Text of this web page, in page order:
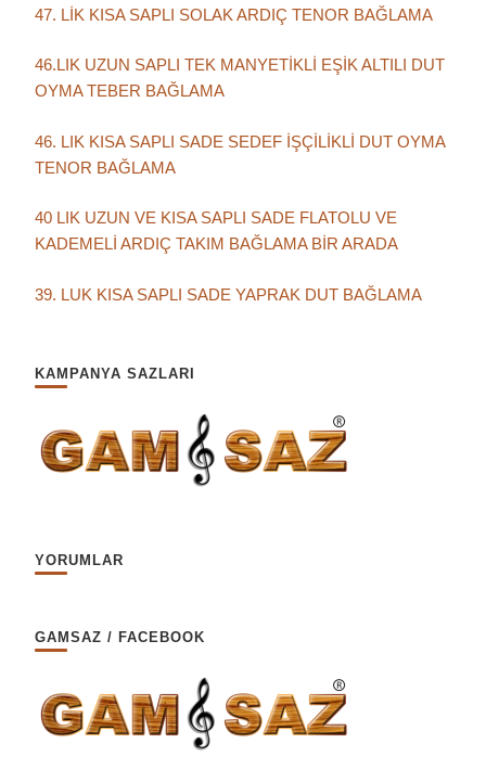
47. LİK KISA SAPLI SOLAK ARDIÇ TENOR BAĞLAMA
46.LIK UZUN SAPLI TEK MANYETİKLİ EŞİK ALTILI DUT
OYMA TEBER BAĞLAMA
46. LIK KISA SAPLI SADE SEDEF İŞÇİLİKLİ DUT OYMA
TENOR BAĞLAMA
40 LIK UZUN VE KISA SAPLI SADE FLATOLU VE
KADEMELİ ARDIÇ TAKIM BAĞLAMA BİR ARADA
39. LUK KISA SAPLI SADE YAPRAK DUT BAĞLAMA
KAMPANYA SAZLARI
YORUMLAR
GAMSAZ / FACEBOOK